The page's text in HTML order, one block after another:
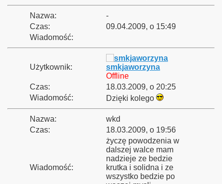
Nazwa:
-
Czas:
09.04.2009, o 15:49
Wiadomość:
Użytkownik:
smkjaworzyna
Offline
Czas:
18.03.2009, o 20:25
Wiadomość:
Dzięki kolego
Nazwa:
wkd
Czas:
18.03.2009, o 19:56
Wiadomość:
życzę powodzenia w
dalszej walce mam
nadzieje ze bedzie
krutka i solidna i ze
wszystko bedzie po